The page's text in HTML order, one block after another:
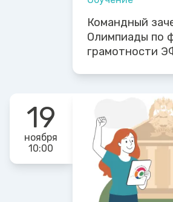
Командный
Олимпиады по
грамотности
19
ноября
10:00